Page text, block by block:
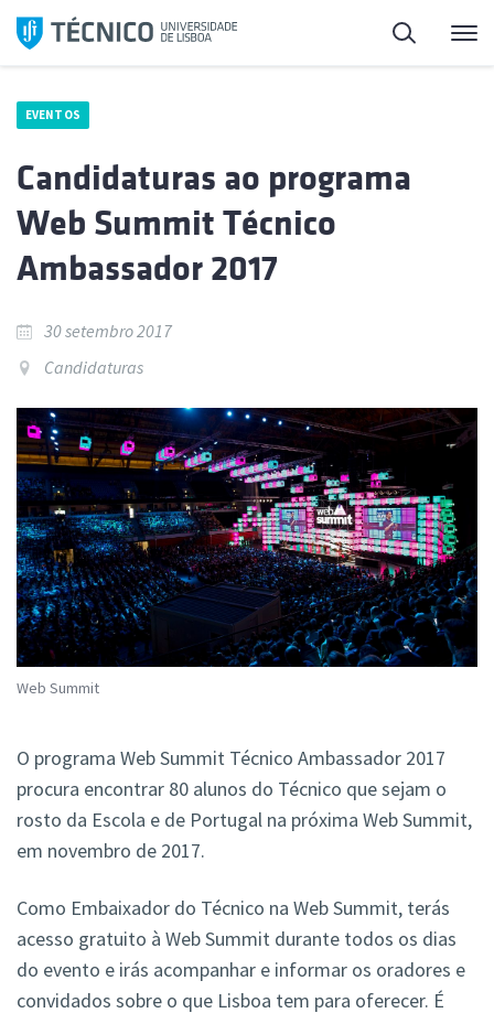
Saltar
para
Pesquisa
EVENTOS
Candidaturas ao programa
Web Summit Técnico
Ambassador 2017
30 setembro 2017
Candidaturas
Web Summit
O programa Web Summit Técnico Ambassador 2017
procura encontrar 80 alunos do Técnico que sejam o
rosto da Escola e de Portugal na próxima Web Summit,
em novembro de 2017.
Como Embaixador do Técnico na Web Summit, terás
acesso gratuito à Web Summit durante todos os dias
do evento e irás acompanhar e informar os oradores e
convidados sobre o que Lisboa tem para oferecer. É